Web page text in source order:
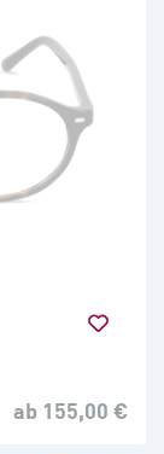
ab 155,00 €